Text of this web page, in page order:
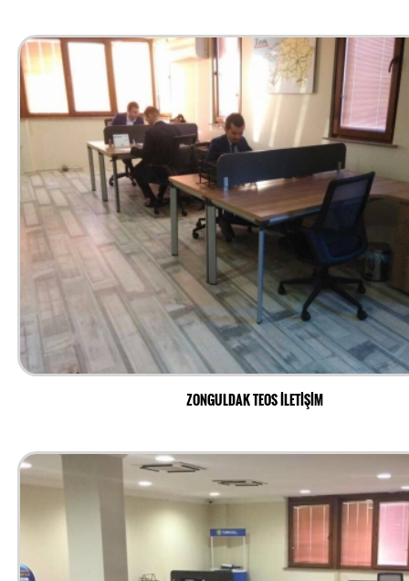
ZONGULDAK TEOS İLETİŞİM